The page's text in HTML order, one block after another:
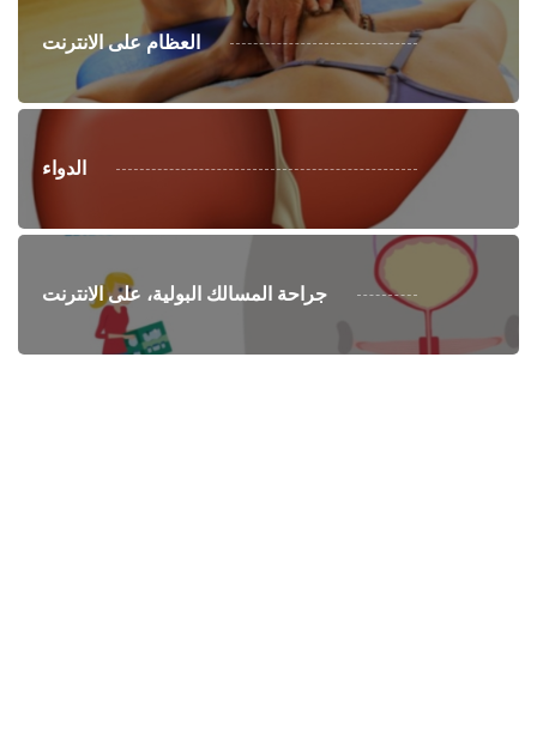
العظام على الانترنت
الدواء
جراحة المسالك البولية، على الانترنت